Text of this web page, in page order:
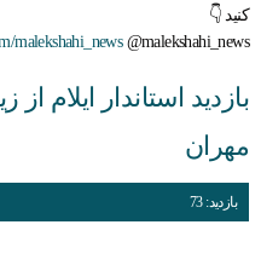
کنید 👇
malekshahi_news@malekshahi_news
بازدید استاندار ایلام
مهران
بازدید: 73